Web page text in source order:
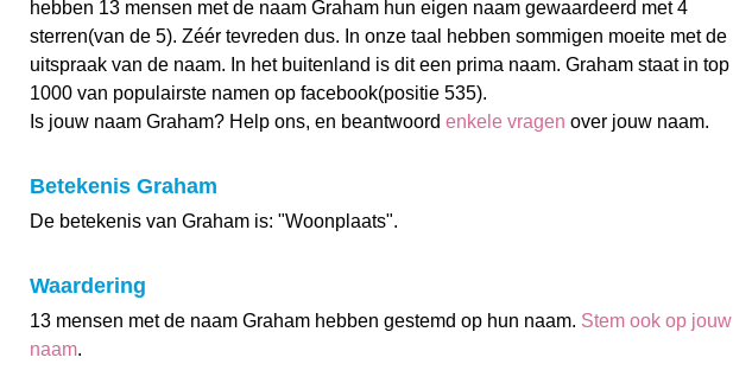
hebben 13 mensen met de naam Graham hun eigen naam gewaardeerd met 4
sterren(van de 5). Zéér tevreden dus. In onze taal hebben sommigen moeite met de
uitspraak van de naam. In het buitenland is dit een prima naam. Graham staat in top
1000 van populairste namen op facebook(positie 535).
Is jouw naam Graham? Help ons, en beantwoord enkele vragen over jouw naam.
Betekenis Graham
De betekenis van Graham is: "Woonplaats".
Waardering
13 mensen met de naam Graham hebben gestemd op hun naam. Stem ook op jouw
naam.